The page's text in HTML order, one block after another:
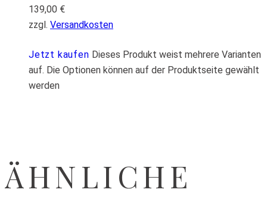
139,00 €
zzgl. Versandkosten
Jetzt kaufen Dieses Produkt weist mehrere Varianten
auf. Die Optionen können auf der Produktseite gewählt
werden
ÄHNLICHE